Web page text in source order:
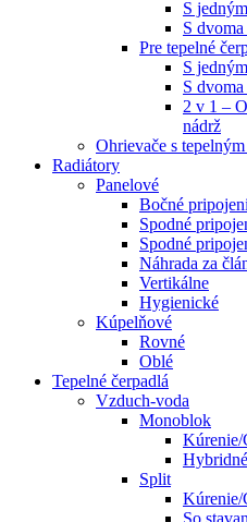
S
S
Pre tepelné
S
S
2 v 1 –
nádrž
Ohrievače s
Radiátory
Panelové
Bočné
Spodné
Spodné
Náhrada za
Vertikálne
Hygienické
Kúpelňové
Rovné
Oblé
Tepelné čerpadlá
Vzduch-voda
Monoblok
Kúrenie/
Hybridné
Split
Kúrenie/
So